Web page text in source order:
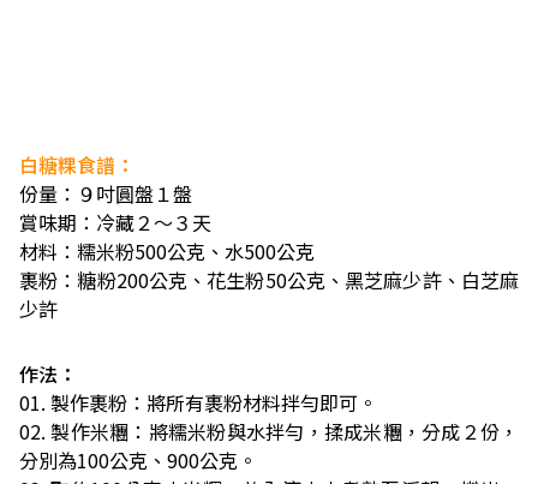
白糖粿食譜：
份量：９吋圓盤１盤
賞味期：冷藏２～３天
材料：糯米粉500公克、水500公克
裹粉：糖粉200公克、花生粉50公克、黑芝麻少許、白芝麻
少許
作法：
01. 製作裹粉：將所有裹粉材料拌勻即可。
02. 製作米糰：將糯米粉與水拌勻，揉成米糰，分成２份，
分別為100公克、900公克。